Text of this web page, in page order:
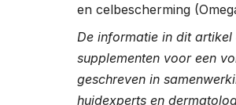
en celbescherming
De informatie in dit artikel
supplementen voor een
geschreven in
huidexperts en